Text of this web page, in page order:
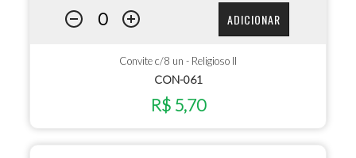
ADICIONAR
Convite c/8 un - Religioso II
CON-061
R$ 5,70